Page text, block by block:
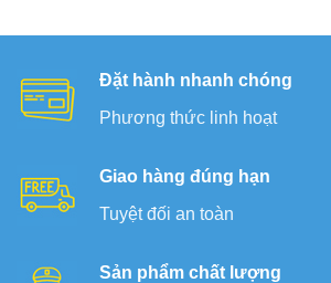
Đặt hành nhanh chóng
Phương thức linh hoạt
Giao hàng đúng hạn
Tuyệt đối an toàn
Sản phẩm chất lượng